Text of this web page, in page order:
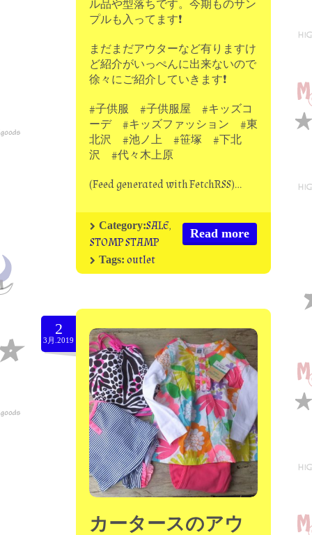
ル品や型落ちです。今期ものサン
プルも入ってます❗
まだまだアウターなど有りますけ
ど紹介がいっぺんに出来ないので
徐々にご紹介していきます❗
#子供服 #子供服屋 #キッズコ
ーデ #キッズファッション #東
北沢 #池ノ上 #笹塚 #下北
沢 #代々木上原
(Feed generated with FetchRSS)…
Read more
Category:SALE,
STOMP STAMP
Tags: outlet
2
3月.2019
カータースのアウ